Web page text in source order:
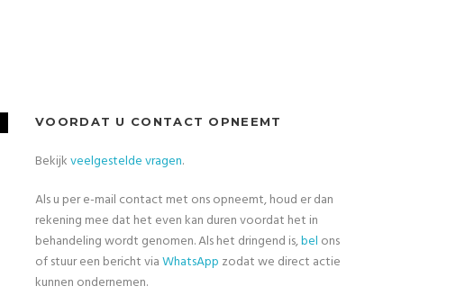
VOORDAT U CONTACT OPNEEMT
Bekijkveelgestelde vragen.
Als u per e-mail contact met ons opneemt, houd er dan
rekening mee dat het even kan duren voordat het in
behandeling wordt genomen. Als het dringend is,bel ons
of stuur een bericht viaWhatsApp zodat we direct actie
kunnen ondernemen.